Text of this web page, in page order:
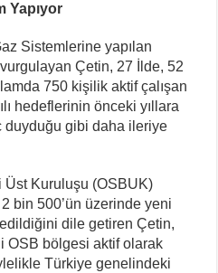
Yapıyor
Sistemlerine yapılan
Çetin, 27 İlde, 52
750 kişilik aktif çalışan
hedeflerinin önceki yıllara
duyduğu gibi daha ileriye
Kuruluşu (OSBUK)
bin 500’ün üzerinde yeni
edildiğini dile getiren Çetin,
OSB bölgesi aktif olarak
Türkiye genelindeki